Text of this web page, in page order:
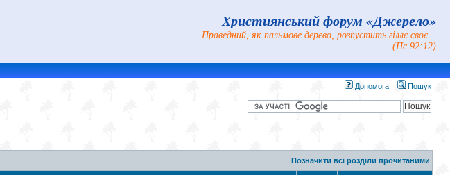
Християнський форум «Джерело»
Праведний, як пальмове дерево, розпустить гіллє своє...
(Пс.92:12)
Допомога Пошук
Позначити всі розділи прочитаними